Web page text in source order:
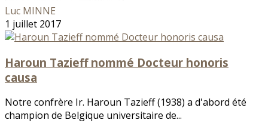
Luc MINNE
1 juillet 2017
Haroun Tazieff nommé Docteur honoris
causa
Notre confrère Ir. Haroun Tazieff (1938) a d'abord été
champion de Belgique universitaire de...